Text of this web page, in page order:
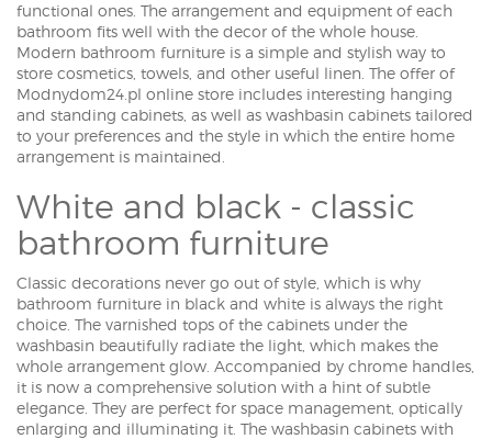
functional ones. The arrangement and equipment of each
bathroom fits well with the decor of the whole house.
Modern bathroom furniture is a simple and stylish way to
store cosmetics, towels, and other useful linen. The offer of
Modnydom24.pl online store includes interesting hanging
and standing cabinets, as well as washbasin cabinets tailored
to your preferences and the style in which the entire home
arrangement is maintained.
White and black - classic
bathroom furniture
Classic decorations never go out of style, which is why
bathroom furniture in black and white is always the right
choice. The varnished tops of the cabinets under the
washbasin beautifully radiate the light, which makes the
whole arrangement glow. Accompanied by chrome handles,
it is now a comprehensive solution with a hint of subtle
elegance. They are perfect for space management, optically
enlarging and illuminating it. The washbasin cabinets with